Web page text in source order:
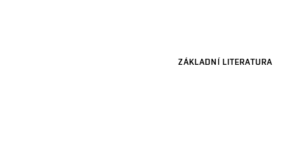
ZÁKLADNÍ LITERATURA